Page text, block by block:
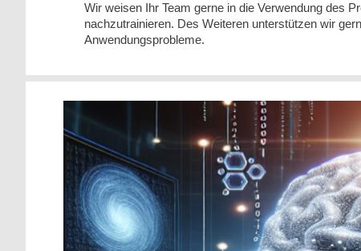
Wir weisen Ihr Team gerne in die Verwendung des
nachzutrainieren. Des Weiteren unterstützen wir
Anwendungsprobleme.